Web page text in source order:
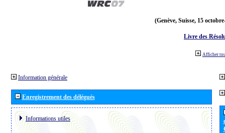
(Genève, Suisse, 15
Livre des
Afficher
Information générale
Enregistrement des délégués
Informations utiles